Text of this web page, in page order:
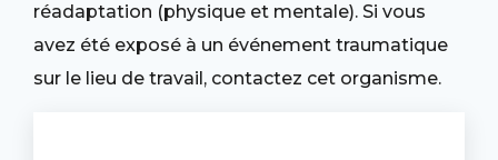
réadaptation (physique et mentale). Si vous
avez été exposé à un événement traumatique
sur le lieu de travail, contactez cet organisme.